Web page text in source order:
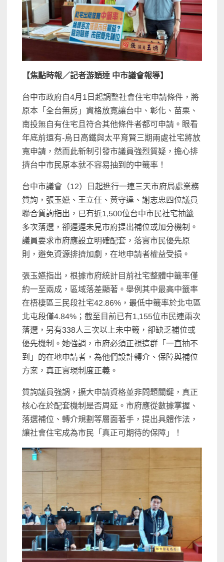
【焦點時報／記者游穎達 中市議會報導】
台中市政府自4月1日起調整社會住宅申請條件，將
原本「全台無房」資格放寬讓台中、彰化、苗栗、
南投無自有住宅且符合其他條件者都可申請。眼看
年底前還有-烏日高鐵與太平育賢三期兩處社宅將放
寬申請，然而此新制引發市議員強烈質疑，擔心排
擠台中市民原本就不容易抽到的中籤率！
台中市議會（12）日起進行一連三天市府局處業務
質詢，張玉嬿、王立任、黃守達、謝志忠四位議員
聯合質詢指出，已有近1,500位台中市民社宅抽籤
多次落選，卻遲遲未見市府提出補位或加分機制。
議員要求市府應設立明確配套，落實市民優先原
則，避免資源排擠加劇，在地申請者權益受損。
張玉嬿指出，根據市府統計目前社宅整體中籤率僅
約一至兩成，區域落差顯著。舉例其中最高中籤率
在梧棲區三民段社宅42.86%，最低中籤率於北屯區
北屯段僅4.84%；截至目前已有1,155位市民連兩次
落選，另有338人三次以上未中籤，卻缺乏補位或
優先機制。她強調，市府必須正視這群「一直抽不
到」的在地申請者，為他們設計轉介、保障與補位
方案，真正實現制度正義。
質詢議員強調，擴大申請資格並非問題關鍵，真正
核心在於配套機制是否周延。市府應從數據掌握、
落選補位、轉介規劃等層面著手，提出具體作法，
讓社會住宅成為市民「真正可期待的保障」！